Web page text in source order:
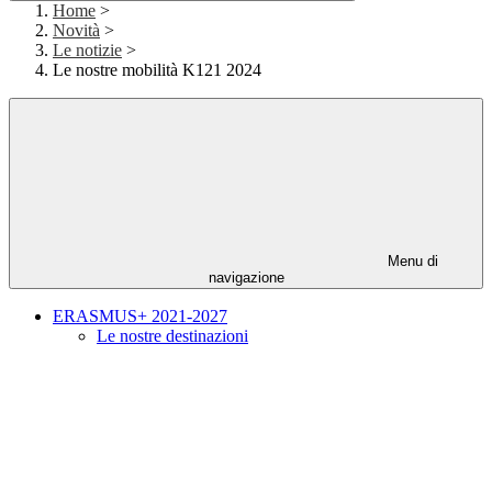
Home >
Novità >
Le notizie >
Le nostre mobilità K121 2024
Menu di
navigazione
ERASMUS+ 2021-2027
Le nostre destinazioni